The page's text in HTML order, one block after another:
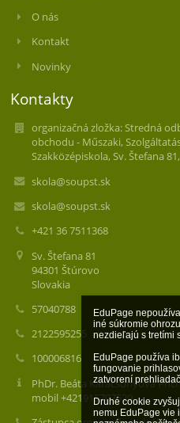
EduPage
iné súkromie
nezdieľajú s tretími
EduPage používa
fungovanie
zatvorení
Druhé cookie
nemu EduPage vie
O nás
Kontakt
Novinky
Kontakty
organizačná zložka: Stredná
obchodu - Műszaki,
Szakközépiskola, Sv. Štefana
skola@soupst.sk
skola@soupst.sk
+421 36 7511368
Sv. Štefana 81
94301 Štúrovo
Slovakia
57040788
2122595255
100006816
PhDr. Beáta Karácsonyová PhD.
mobil +421915707529